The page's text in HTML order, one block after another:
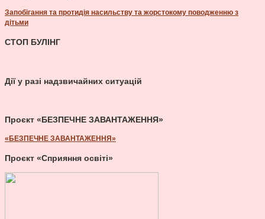
Запобігання та протидія насильству та жорстокому поводженню з
дітьми
СТОП БУЛІНГ
Дії у разі надзвичайних ситуацій
Проєкт «БЕЗПЕЧНЕ ЗАВАНТАЖЕННЯ»
«БЕЗПЕЧНЕ ЗАВАНТАЖЕННЯ»
Проєкт «Сприяння освіті»